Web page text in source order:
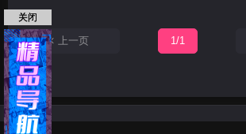
上一页 1/1
关闭